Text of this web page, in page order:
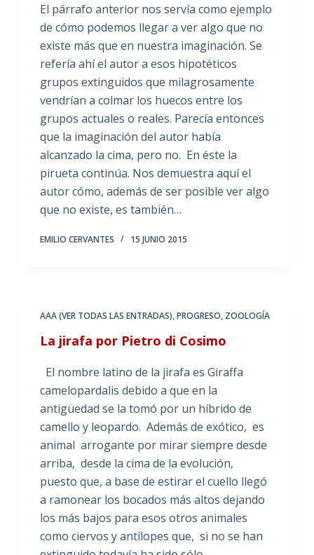
El párrafo anterior nos servía como ejemplo
de cómo podemos llegar a ver algo que no
existe más que en nuestra imaginación. Se
refería ahí el autor a esos hipotéticos
grupos extinguidos que milagrosamente
vendrían a colmar los huecos entre los
grupos actuales o reales. Parecía entonces
que la imaginación del autor había
alcanzado la cima, pero no. En éste la
pirueta continúa. Nos demuestra aquí el
autor cómo, además de ser posible ver algo
que no existe, es también…
EMILIO CERVANTES 15 JUNIO 2015
AAA (VER TODAS LAS ENTRADAS),PROGRESO, ZOOLOGÍA
La jirafa por Pietro di Cosimo
El nombre latino de la jirafa es Giraffa
camelopardalis debido a que en la
antigüedad se la tomó por un híbrido de
camello y leopardo. Además de exótico, es
animal arrogante por mirar siempre desde
arriba, desde la cima de la evolución,
puesto que, a base de estirar el cuello llegó
a ramonear los bocados más altos dejando
los más bajos para esos otros animales
como ciervos y antílopes que, si no se han